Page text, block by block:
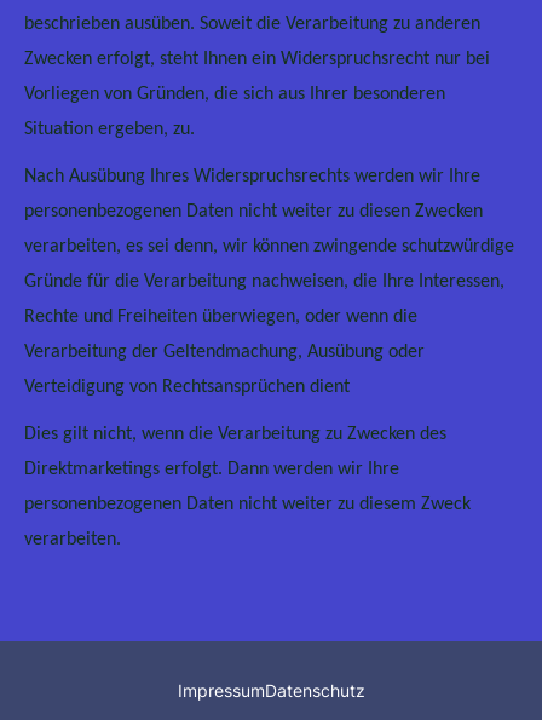
beschrieben ausüben. Soweit die Verarbeitung zu anderen
Zwecken erfolgt, steht Ihnen ein Widerspruchsrecht nur bei
Vorliegen von Gründen, die sich aus Ihrer besonderen
Situation ergeben, zu.
Nach Ausübung Ihres Widerspruchsrechts werden wir Ihre
personenbezogenen Daten nicht weiter zu diesen Zwecken
verarbeiten, es sei denn, wir können zwingende schutzwürdige
Gründe für die Verarbeitung nachweisen, die Ihre Interessen,
Rechte und Freiheiten überwiegen, oder wenn die
Verarbeitung der Geltendmachung, Ausübung oder
Verteidigung von Rechtsansprüchen dient
Dies gilt nicht, wenn die Verarbeitung zu Zwecken des
Direktmarketings erfolgt. Dann werden wir Ihre
personenbezogenen Daten nicht weiter zu diesem Zweck
verarbeiten.
ImpressumDatenschutz